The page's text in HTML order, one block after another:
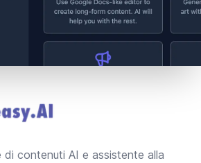
di contenuti AI e assistente alla